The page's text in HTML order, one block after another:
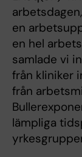
en
en hel
samlade vi
från kliniker
från
lämpliga